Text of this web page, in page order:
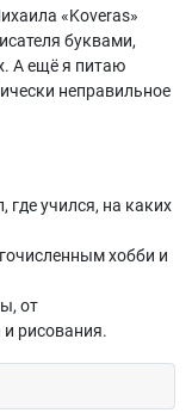
«Koveras»
буквами,
А ещё я питаю
неправильное
где учился, на каких
хобби и
от
рисования.